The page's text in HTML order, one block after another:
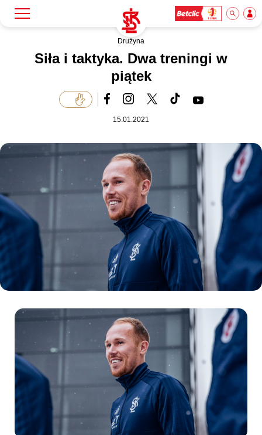
Klub
Akademia
Biznes
Dla mediów
Kibice
KUP BILET
Drużyna
Siła i taktyka. Dwa treningi w
piątek
15.01.2021